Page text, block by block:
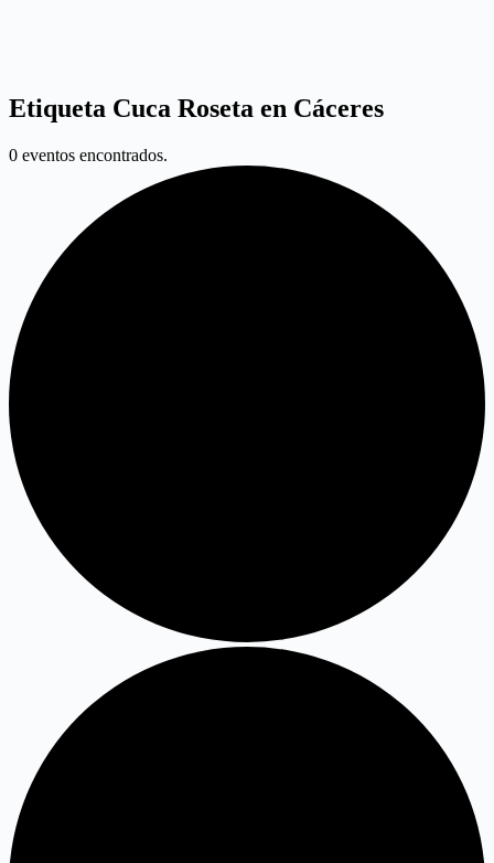
Etiqueta Cuca Roseta en Cáceres
0 eventos encontrados.